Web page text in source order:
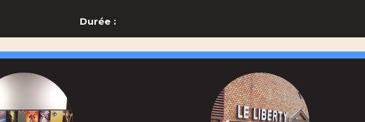
Durée :